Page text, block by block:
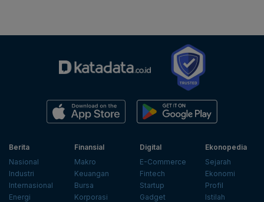
Berita
Nasional
Industri
Internasional
Energi
Finansial
Makro
Keuangan
Bursa
Korporasi
Digital
E-Commerce
Fintech
Startup
Gadget
Ekonopedia
Sejarah
Ekonomi
Profil
Istilah